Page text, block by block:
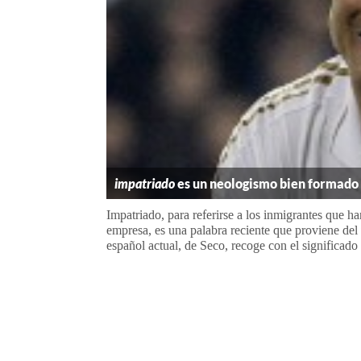
impatriadoes un neologismo bien formado
Impatriado, para referirse a los inmigrantes que
empresa, es una palabra reciente que proviene
español actual, de Seco, recoge con el significado